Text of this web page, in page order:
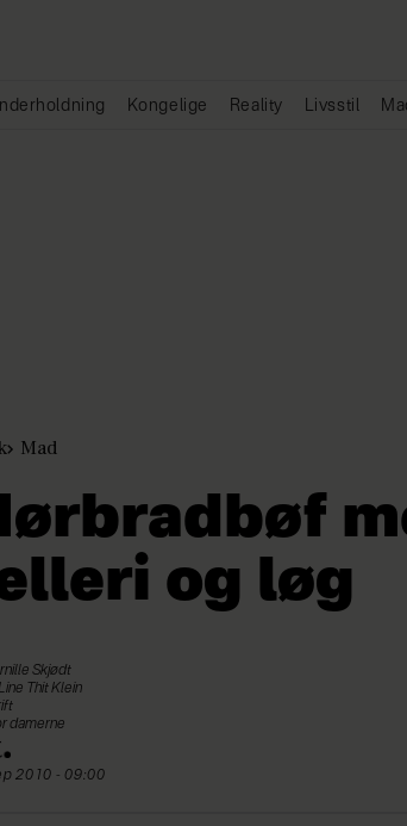
Kongelige Reality Livsstil
Mad
og løg
Skjødt
Thit Klein
damerne
2010 - 09:00